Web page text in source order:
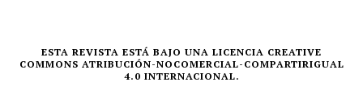
ESTA REVISTA ESTÁ BAJO UNA LICENCIA CREATIVE
COMMONS ATRIBUCIÓN-NOCOMERCIAL-COMPARTIRIGUAL
4.0 INTERNACIONAL.